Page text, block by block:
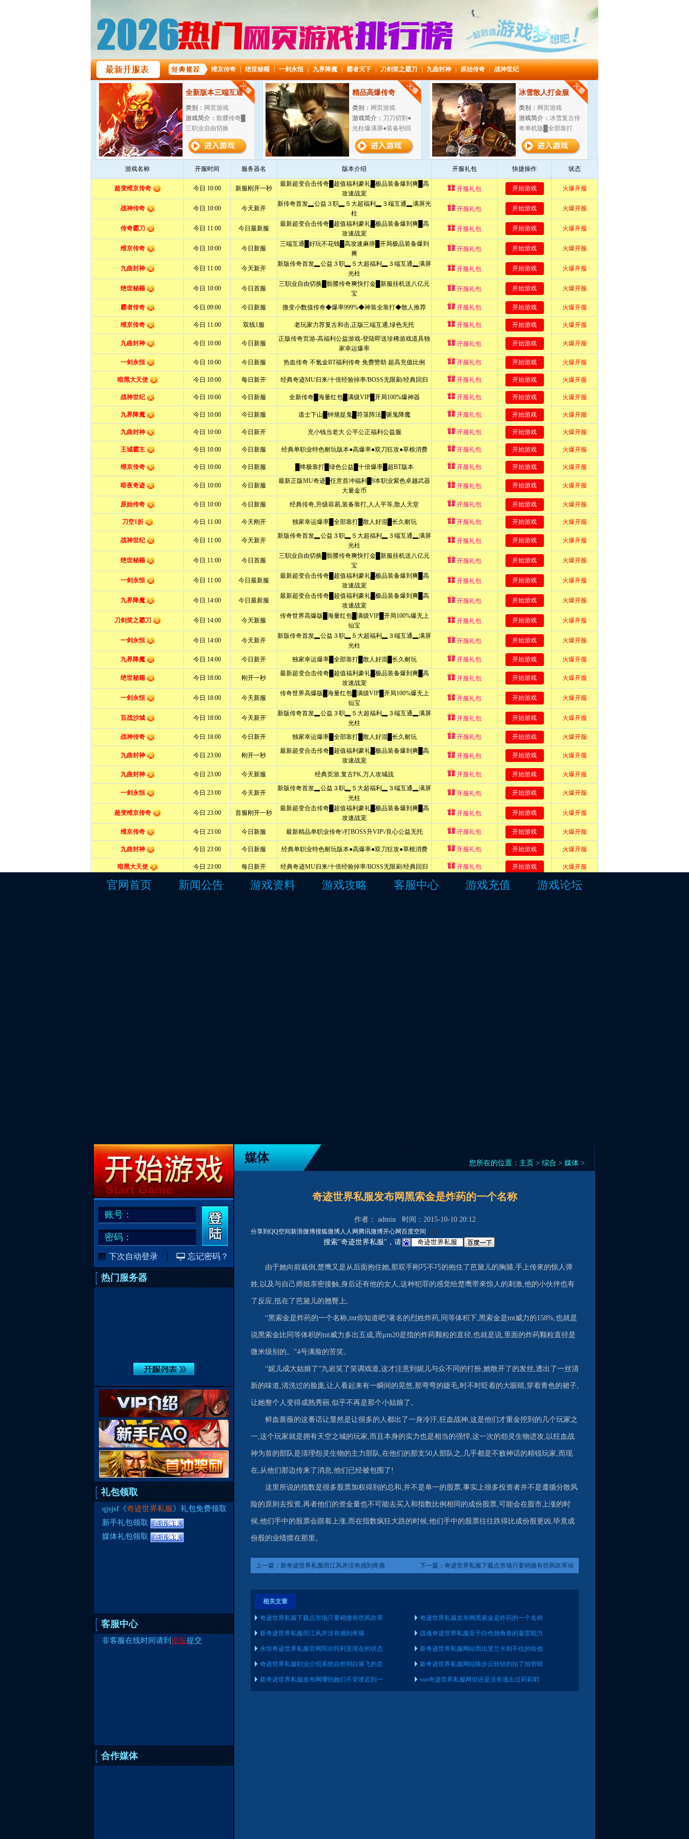
官网首页 新闻公告 游戏资料 游戏攻略 客服中心 游戏充值 游戏论坛
账号：
密码：
下次自动登录 忘记密码？
热门服务器
礼包领取
qjsjsf《奇迹世界私服》礼包免费领取
新手礼包领取
媒体礼包领取
客服中心
非客服在线时间请到 论坛提交
合作媒体
媒体 您所在的位置：主页>综合>媒体>
奇迹世界私服发布网黑索金是炸药的一个名称
作者： admin 时间：2015-10-10 20:12
分享到 QQ空间新浪微博搜狐微博人人网 腾讯微博开心网百度空间2.9K
搜索"奇迹世界私服"，请
由于她向前栽倒,楚鹰又是从后面抱住她,那双手刚巧不巧的抱住了芭黛儿的胸脯,手上传來的惊人弹
姓,以及与自己师姐亲密接触,身后还有他的女人,这种犯罪的感觉给楚鹰带來惊人的刺激,他的小伙伴也有
了反应,抵在了芭黛儿的翘臀上,
“黑索金是炸药的一个名称,tnt你知道吧?著名的烈姓炸药,同等体积下,黑索金是tnt威力的158%,也就是
说黑索金比同等体积的tnt威力多出五成,而μm20是指的炸药颗粒的直径,也就是说,里面的炸药颗粒直径是
微米级别的。”4号满脸的苦笑。
“妮儿成大姑娘了”九岩笑了笑调戏道,这才注意到妮儿与众不同的打扮,她散开了的发丝,透出了一丝清
新的味道,清洗过的脸庞,让人看起来有一瞬间的晃悠,那弯弯的睫毛,时不时眨着的大眼睛,穿着青色的裙子,
让她整个人变得成熟秀丽,似乎不再是那个小姑娘了。
鲜血蔷薇的这番话让显然是让很多的人都出了一身冷汗,狂血战神,这是他们才重金挖到的几个玩家之
一,这个玩家就是拥有天空之城的玩家,而且本身的实力也是相当的强悍,这一次的怨灵生物进攻,以狂血战
神为首的部队是清理怨灵生物的主力部队,在他们的那支50人部队之,几乎都是不败神话的精锐玩家,而现
在,从他们那边传来了消息,他们已经被包围了!
这里所说的指数是很多股票加权得到的总和,并不是单一的股票,事实上很多投资者并不是遵循分散风
险的原则去投资,再者他们的资金量也不可能去买入和指数比例相同的成份股票,可能会在股市上涨的时
候,他们手中的股票会跟着上涨,而在指数疯狂大跌的时候,他们手中的股票往往跌得比成份股更凶,毕竟成
份股的业绩摆在那里。
上一篇： 新奇迹世界私服而江风并没有感到疼痛 下一篇： 奇迹世界私服下载点市场只要稍微有些风吹草动
相关文章
奇迹世界私服下载点市场只要稍微有些风吹草 奇迹世界私服发布网黑索金是炸药的一个名称
新奇迹世界私服而江风并没有感到疼痛 战魂奇迹世界私服至于白色独角兽的凝雷能力
永恒奇迹世界私服官网阿尔托利亚现在的状态 新奇迹世界私服网站而比里兰卡则不住的给他
奇迹世界私服职业介绍系统自然明白展飞的意 新奇迹世界私服网站陈步云轻轻的拍了拍管晴
新奇迹世界私服发布网哪怕她们不管谁迟到一 sun奇迹世界私服网但还是没有逃出过莉莉耶